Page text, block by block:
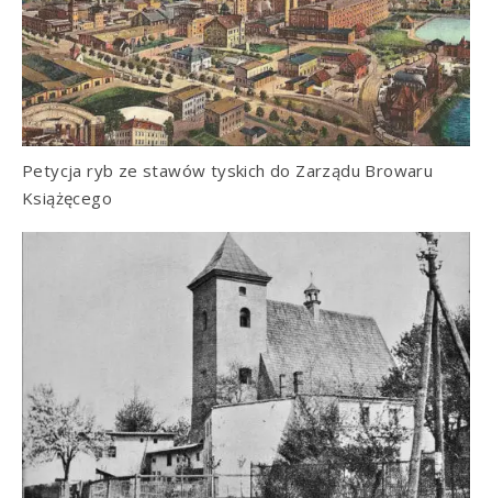
Petycja ryb ze stawów tyskich do Zarządu Browaru
Książęcego